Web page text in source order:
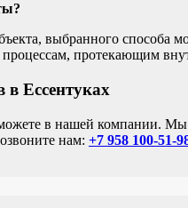
выбранного способа
протекающим
в Ессентуках
в нашей компании.
нам: +7 958 100-51-